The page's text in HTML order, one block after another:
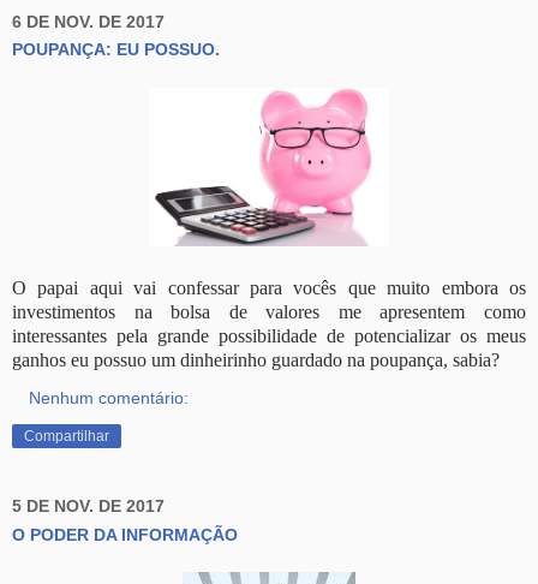
6 DE NOV. DE 2017
POUPANÇA: EU POSSUO.
O papai aqui vai confessar para vocês que muito embora os
investimentos na bolsa de valores me apresentem como
interessantes pela grande possibilidade de potencializar os meus
ganhos eu possuo um dinheirinho guardado na poupança, sabia?
Nenhum comentário:
Compartilhar
5 DE NOV. DE 2017
O PODER DA INFORMAÇÃO